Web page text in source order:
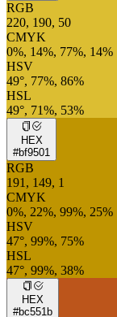
RGB
220, 190, 50
CMYK
0%, 14%, 77%, 14%
HSV
49°, 77%, 86%
HSL
49°, 71%, 53%
HEX
#bf9501
RGB
191, 149, 1
CMYK
0%, 22%, 99%, 25%
HSV
47°, 99%, 75%
HSL
47°, 99%, 38%
HEX
#bc551b